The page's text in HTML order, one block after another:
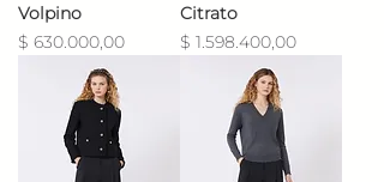
Volpino
Precio
$ 630.000,00
Citrato
Precio
$ 1.598.400,00